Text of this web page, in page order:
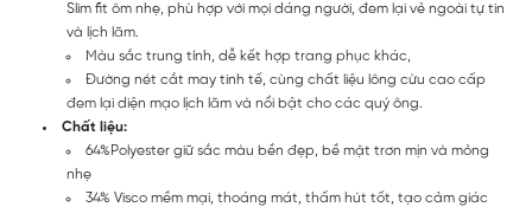
Slim fit ôm nhẹ, phù hợp với mọi dáng người, đem lại vẻ ngoài tự tin
và lịch lãm.
Màu sắc trung tính, dễ kết hợp trang phục khác,
Đường nét cắt may tinh tế, cùng chất liệu lông cừu cao cấp
đem lại diện mạo lịch lãm và nổi bật cho các quý ông.
Chất liệu:
64%Polyester giữ sắc màu bền đẹp, bề mặt trơn mịn và mỏng
nhẹ
34% Visco mềm mại, thoáng mát, thấm hút tốt, tạo cảm giác